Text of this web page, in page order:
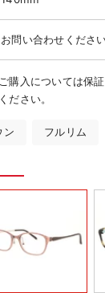
お問い合わせくださ
購入については保
ださい。
ン フルリム